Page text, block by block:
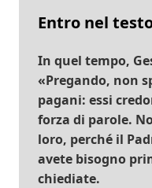
Entro nel
In quel tempo,
«Pregando, non
pagani: essi
forza di parole.
loro, perché il
avete bisogno
chiediate.